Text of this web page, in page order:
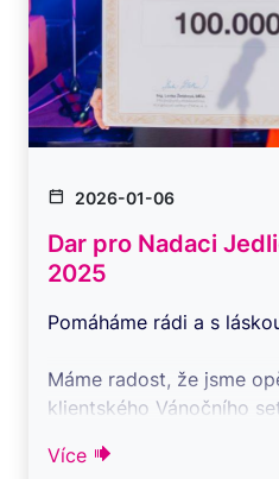
2026-01-06
Dar pro Nadaci
2025
Pomáháme rádi a s
Máme radost, že jsme
klientského Vánočního
Každý z ...
Více